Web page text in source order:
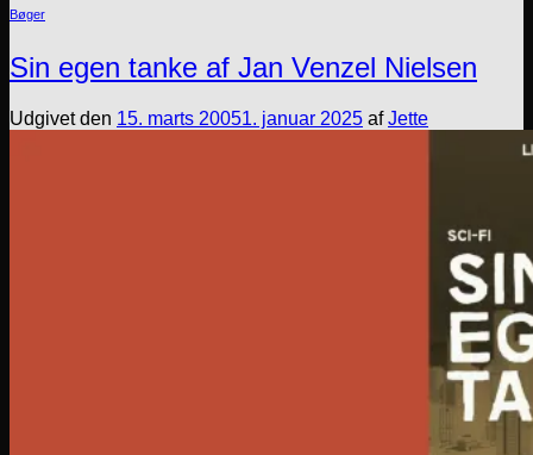
Bøger
Sin egen tanke af Jan Venzel Nielsen
Udgivet den 15. marts 20051. januar 2025 afJette